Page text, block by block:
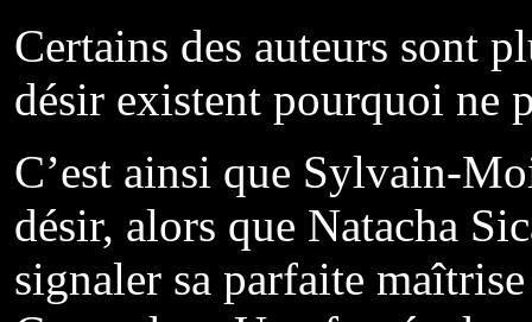
Certains des auteurs sont
désir existent pourquoi ne
C’est ainsi que Sylvain-
désir, alors que Natacha
signaler sa parfaite